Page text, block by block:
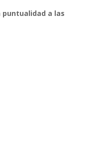
puntualidad a las